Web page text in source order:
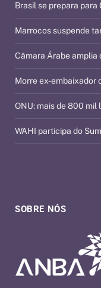
SOBRE NÓS
Brasil se prepara para
Marrocos suspende
Câmara Árabe
Morre ex-embaixador
ONU: mais de 800 mil
WAHI participa do